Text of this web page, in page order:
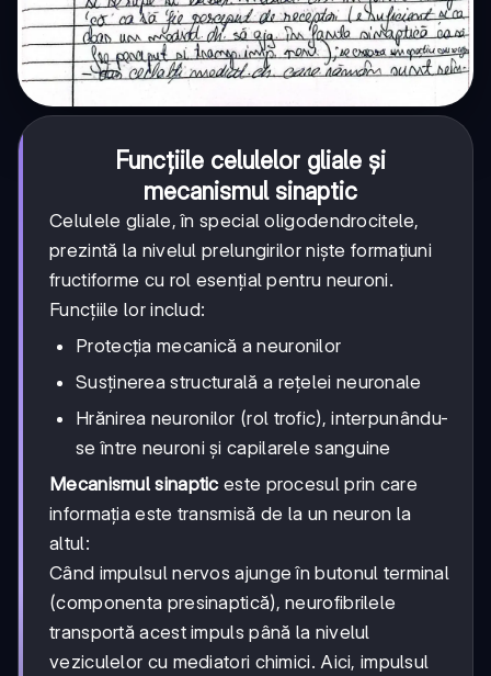
Funcțiile celulelor gliale și
mecanismul sinaptic
Celulele gliale, în special oligodendrocitele,
prezintă la nivelul prelungirilor niște formațiuni
fructiforme cu rol esențial pentru neuroni.
Funcțiile lor includ:
Protecția mecanică a neuronilor
Susținerea structurală a rețelei neuronale
Hrănirea neuronilor (rol trofic), interpunându-
se între neuroni și capilarele sanguine
Mecanismul sinaptic este procesul prin care
informația este transmisă de la un neuron la
altul:
Când impulsul nervos ajunge în butonul terminal
(componenta presinaptică), neurofibrilele
transportă acest impuls până la nivelul
veziculelor cu mediatori chimici. Aici, impulsul